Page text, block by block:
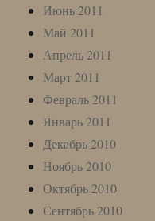
Июнь 2011
Май 2011
Апрель 2011
Март 2011
Февраль 2011
Январь 2011
Декабрь 2010
Ноябрь 2010
Октябрь 2010
Сентябрь 2010